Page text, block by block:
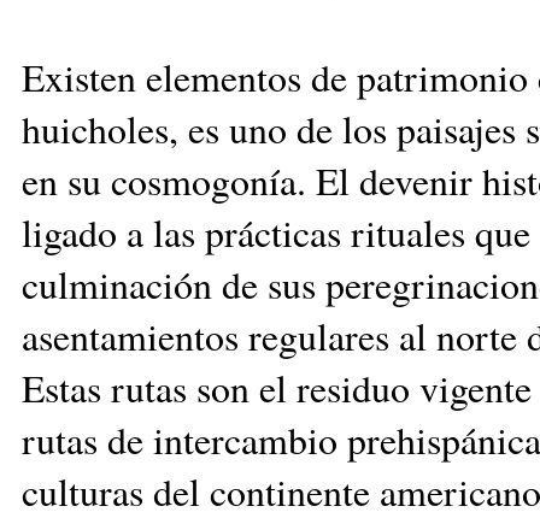
Existen elementos de
huicholes, es uno de los
en su cosmogonía. El devenir
ligado a las prácticas rituales
culminación de sus
asentamientos regulares al
Estas rutas son el residuo
rutas de intercambio
culturas del continente